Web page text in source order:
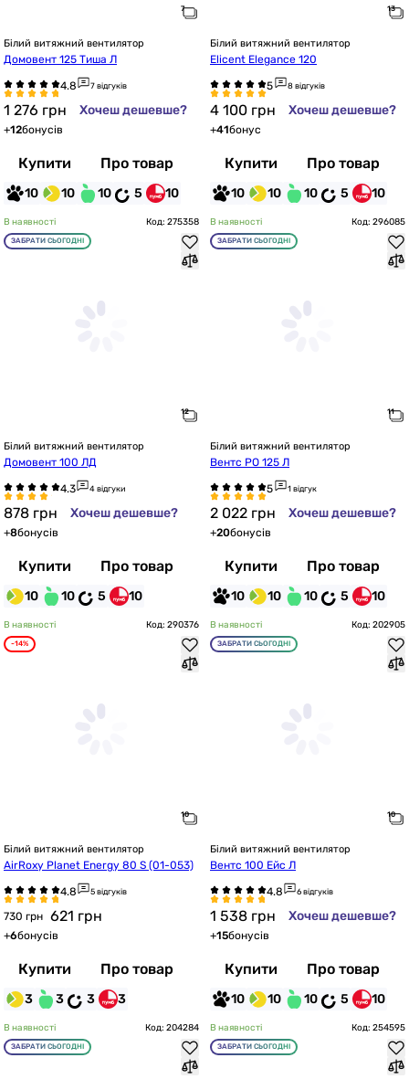
Білий витяжний вентилятор
Домовент 125 Тиша Л
7 відгуків
1 276 грн Хочеш дешевше?
+12бонусів
Купити Про товар
10 10 10 5 10
Білий витяжний вентилятор
Elicent Elegance 120
8 відгуків
4 100 грн Хочеш дешевше?
+41бонус
Купити Про товар
10 10 10 5 10
В наявності Код: 275358
ЗАБРАТИ СЬОГОДНІ
Білий витяжний вентилятор
Домовент 100 ЛД
4 відгуки
878 грн Хочеш дешевше?
+8бонусів
Купити Про товар
10 10 5 10
В наявності Код: 296085
ЗАБРАТИ СЬОГОДНІ
Білий витяжний вентилятор
Вентс РО 125 Л
1 відгук
2 022 грн Хочеш дешевше?
+20бонусів
Купити Про товар
10 10 10 5 10
В наявності Код: 290376
-14%
Білий витяжний вентилятор
AirRoxy Planet Energy 80 S (01-053)
5 відгуків
730 грн 621 грн
+6бонусів
Купити Про товар
3 3 3 3
В наявності Код: 202905
ЗАБРАТИ СЬОГОДНІ
Білий витяжний вентилятор
Вентс 100 Ейс Л
6 відгуків
1 538 грн Хочеш дешевше?
+15бонусів
Купити Про товар
10 10 10 5 10
В наявності Код: 204284
ЗАБРАТИ СЬОГОДНІ
В наявності Код: 254595
ЗАБРАТИ СЬОГОДНІ